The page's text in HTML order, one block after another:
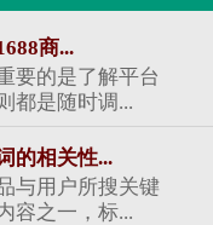
商...
要的是了解平台
都是随时调...
的相关性...
与用户所搜关键
容之一，标...